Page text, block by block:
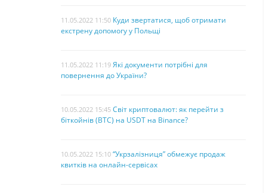
11.05.2022 11:50 Куди звертатися, щоб отримати
екстрену допомогу у Польщі
11.05.2022 11:19 Які документи потрібні для
повернення до України?
10.05.2022 15:45 Світ криптовалют: як перейти з
біткойнів (BTC) на USDT на Binance?
10.05.2022 15:10 “Укрзалізниця” обмежує продаж
квитків на онлайн-сервісах